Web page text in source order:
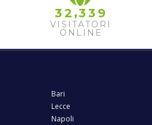
32 ,33 9
VISITATORI
ONLINE
Bari
Lecce
Napoli